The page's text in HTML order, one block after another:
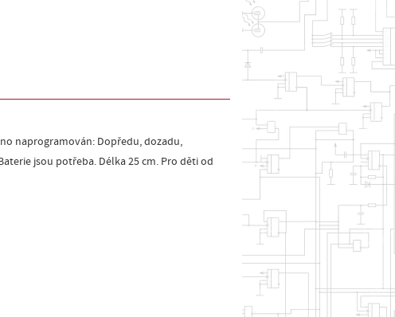
naprogramován: Dopředu, dozadu,
jsou potřeba. Délka 25 cm. Pro děti od